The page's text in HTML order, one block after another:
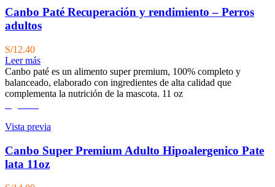
Canbo Paté Recuperación y rendimiento – Perros
adultos
S/12.40
Leer más
Canbo paté es un alimento super premium, 100% completo y
balanceado, elaborado con ingredientes de alta calidad que
complementa la nutrición de la mascota. 11 oz
Vista previa
Canbo Super Premium Adulto Hipoalergenico Pate
lata 11oz